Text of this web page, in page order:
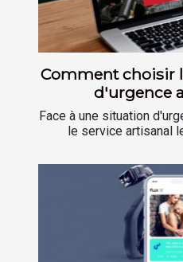
Comment choisir
d'urgence
Face à une situation
le service artisanal